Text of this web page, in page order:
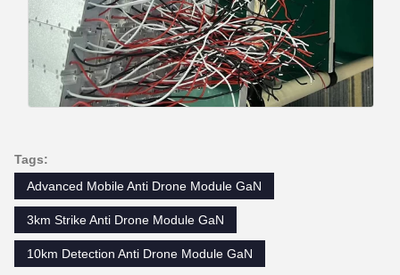
Tags:
Advanced Mobile Anti Drone Module GaN
3km Strike Anti Drone Module GaN
10km Detection Anti Drone Module GaN